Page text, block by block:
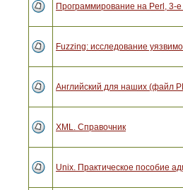
Программирование на Perl, 3-
Fuzzing: исследование
Английский для наших (файл
XML. Справочник
Unix. Практическое пособие